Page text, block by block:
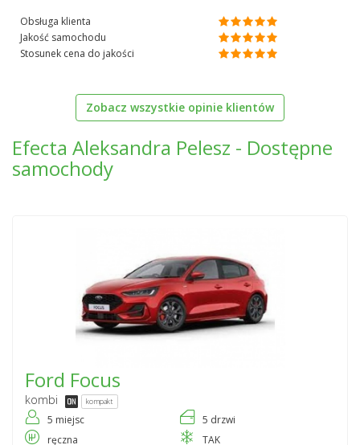
Obsługa klienta
Jakość samochodu
Stosunek cena do jakości
Zobacz wszystkie opinie klientów
Efecta Aleksandra Pelesz - Dostępne
samochody
Ford Focus
kombi kompakt
5 miejsc
5 drzwi
ręczna
TAK